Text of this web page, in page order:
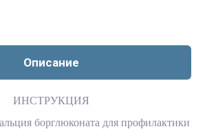
Описание
ИНСТРУКЦИЯ
борглюконата для профилактики